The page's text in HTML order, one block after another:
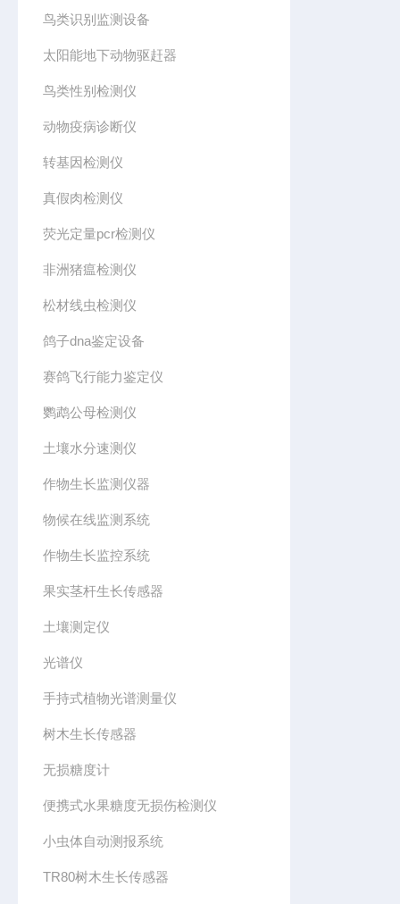
鸟类识别监测设备
太阳能地下动物驱赶器
鸟类性别检测仪
动物疫病诊断仪
转基因检测仪
真假肉检测仪
荧光定量pcr检测仪
非洲猪瘟检测仪
松材线虫检测仪
鸽子dna鉴定设备
赛鸽飞行能力鉴定仪
鹦鹉公母检测仪
土壤水分速测仪
作物生长监测仪器
物候在线监测系统
作物生长监控系统
果实茎杆生长传感器
土壤测定仪
光谱仪
手持式植物光谱测量仪
树木生长传感器
无损糖度计
便携式水果糖度无损伤检测仪
小虫体自动测报系统
TR80树木生长传感器